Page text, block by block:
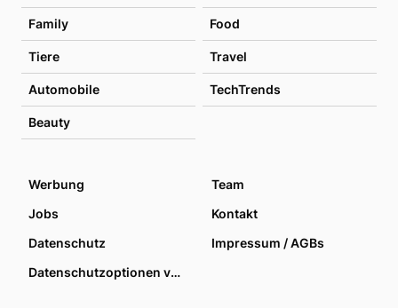
Family Food
Tiere Travel
Automobile TechTrends
Beauty
Werbung
Team
Jobs
Kontakt
Datenschutz
Impressum / AGBs
Datenschutzoptionen verwalten